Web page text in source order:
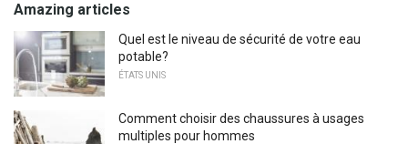
Amazing articles
Quel est le niveau de sécurité de votre eau
potable?
ÉTATS UNIS
Comment choisir des chaussures à usages
multiples pour hommes